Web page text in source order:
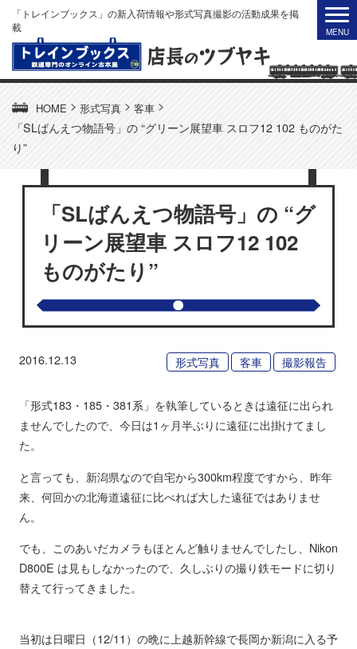
「トレインブックス」の新入荷情報や形式写真撮影の活動成果を掲
載
HOME > 形式写真 > 客車 >
「SLばんえつ物語号」の “グリーン展望車 スロフ12 102 ものがた
り”
「SLばんえつ物語号」の “グ
リーン展望車 スロフ12 102
ものがたり”
2016.12.13 形式写真 客車 撮影報告
「形式183・185・381系」を執筆しているときは遠征に出られ
ませんでしたので、今日は1ヶ月半ぶりに遠征に出掛けてまし
た。
と言っても、新潟県なので自宅から300km程度ですから、昨年
来、何回かの北海道遠征に比べれば大した遠征ではありませ
ん。
でも、このあいだカメラもほとんど触りませんでしたし、Nikon
D800E は見もしなかったので、久しぶりの撮り鉄モードに切り
替えて行ってきました。
当初は日曜日（12/11）の晩に上越新幹線で長岡か新潟に入る予